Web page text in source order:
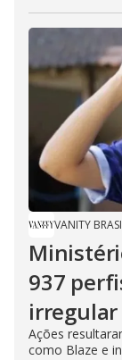
VANITY
937
irregular
Ações
como Blaze e